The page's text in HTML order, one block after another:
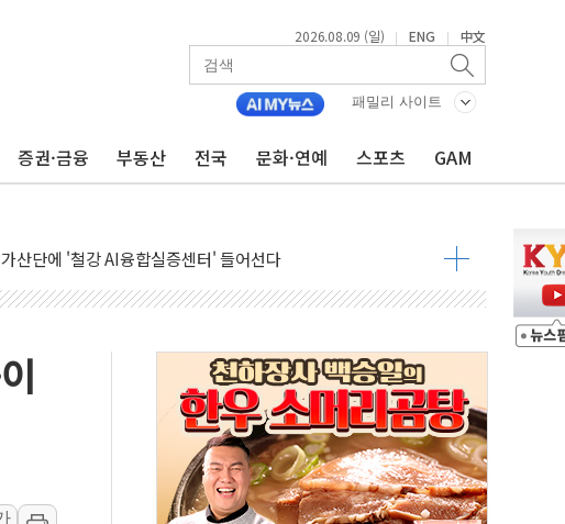
2026.08.09 (일) | ENG | 中文
패밀리 사이트
증권·금융 부동산 전국 문화·연예 스포츠 GAM
진 울진...'두천~하당'·'올미골교' 차량 통행 선제 제한
탱크 내부 작업 중 근로자 1명 숨져
하류서 50대 숨진 채 발견...경찰, 조사 중
래에 누적 1.48%p 차 선두 유지...金 46.01% vs 鄭 44.53%
어머니 살해 10대 구속…범행 후 반려견도 죽여
·경북 경선서 정청래에 승리…金 48.54% vs 鄭 44.40%
·대구·경북 경선 결과...김민석 48.54% 정청래 44.40%
경선 결과 발표...김민석 47.37% 정청래 45.71% 송영길 6.92%
경선 결과 발표...정청래 47.82% 김민석 46.35% 송영길 5.83%